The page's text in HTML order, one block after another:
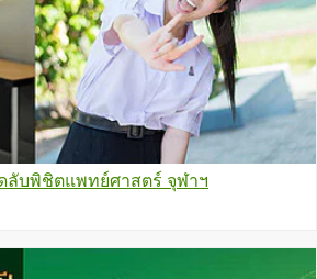
ลับพิชิตแพทย์ศาสตร์ จุฬาฯ